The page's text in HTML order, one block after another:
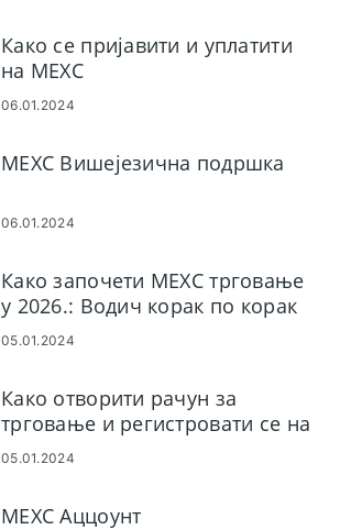
Како се пријавити и уплатити
на MEXC
06.01.2024
MEXC Вишејезична подршка
06.01.2024
Како започети MEXC трговање
у 2026.: Водич корак по корак
за почетнике
05.01.2024
Како отворити рачун за
трговање и регистровати се на
MEXC
05.01.2024
MEXC Аццоунт